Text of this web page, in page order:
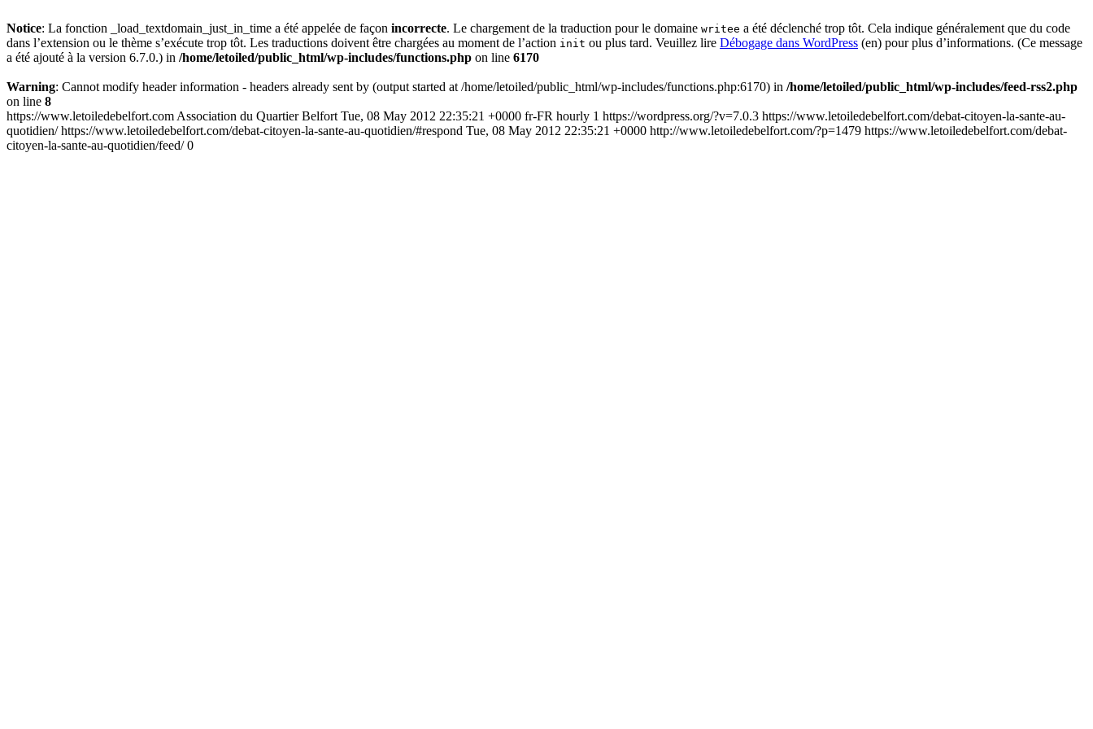
Notice: La fonction _load_textdomain_just_in_time a été appelée de façon incorrecte. Le chargement de la traduction pour le domaine writee a été déclenché trop tôt. Cela indique généralement que du code
dans l’extension ou le thème s’exécute trop tôt. Les traductions doivent être chargées au moment de l’action init ou plus tard. Veuillez lire Débogage dans WordPress (en) pour plus d’informations. (Ce message
a été ajouté à la version 6.7.0.) in /home/letoiled/public_html/wp-includes/functions.php on line 6170
Warning: Cannot modify header information - headers already sent by (output started at /home/letoiled/public_html/wp-includes/functions.php:6170) in /home/letoiled/public_html/wp-includes/feed-rss2.php
on line 8
https://www.letoiledebelfort.com Association du Quartier Belfort Tue, 08 May 2012 22:35:21 +0000 fr-FR hourly 1 https://wordpress.org/?v=7.0.3 https://www.letoiledebelfort.com/debat-citoyen-la-sante-au-
quotidien/https://www.letoiledebelfort.com/debat-citoyen-la-sante-au-quotidien/#respond Tue, 08 May 2012 22:35:21 +0000 http://www.letoiledebelfort.com/?p=1479 https://www.letoiledebelfort.com/debat-
citoyen-la-sante-au-quotidien/feed/ 0